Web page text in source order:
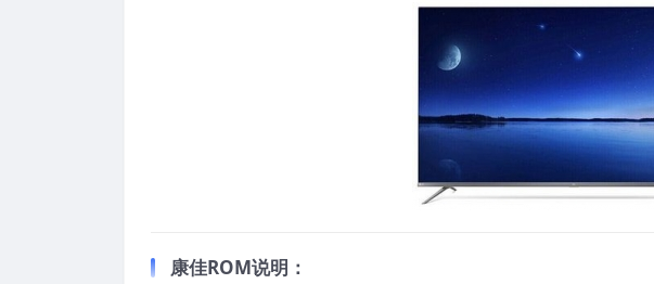
康佳ROM说明：